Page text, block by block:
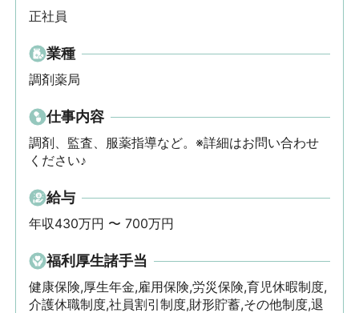
正社員
業種
調剤薬局
仕事内容
調剤、監査、服薬指導など。※詳細はお問い合わせ
ください♪
給与
年収430万円 〜 700万円
福利厚生諸手当
健康保険,厚生年金,雇用保険,労災保険,育児休暇制度,
介護休職制度,社員割引制度,財形貯蓄,その他制度,退